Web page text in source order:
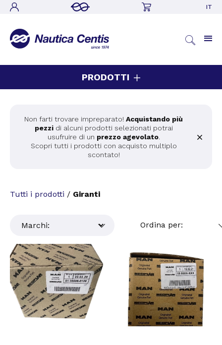
IT
PRODOTTI
Non farti trovare impreparato! Acquistando più
pezzidi alcuni prodotti selezionati potrai
usufruire di un prezzo agevolato.
Scopri tutti i prodotti con acquisto multiplo
scontato!
Tutti i prodotti / Giranti